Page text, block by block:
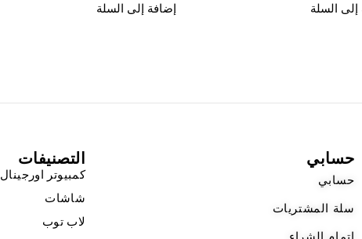
إلى السلة إضافة إلى السلة
حسابي
حسابي
سلة المشتريات
التصنيفات
كمبيوتر اورجينال
شاشات
لاب توب